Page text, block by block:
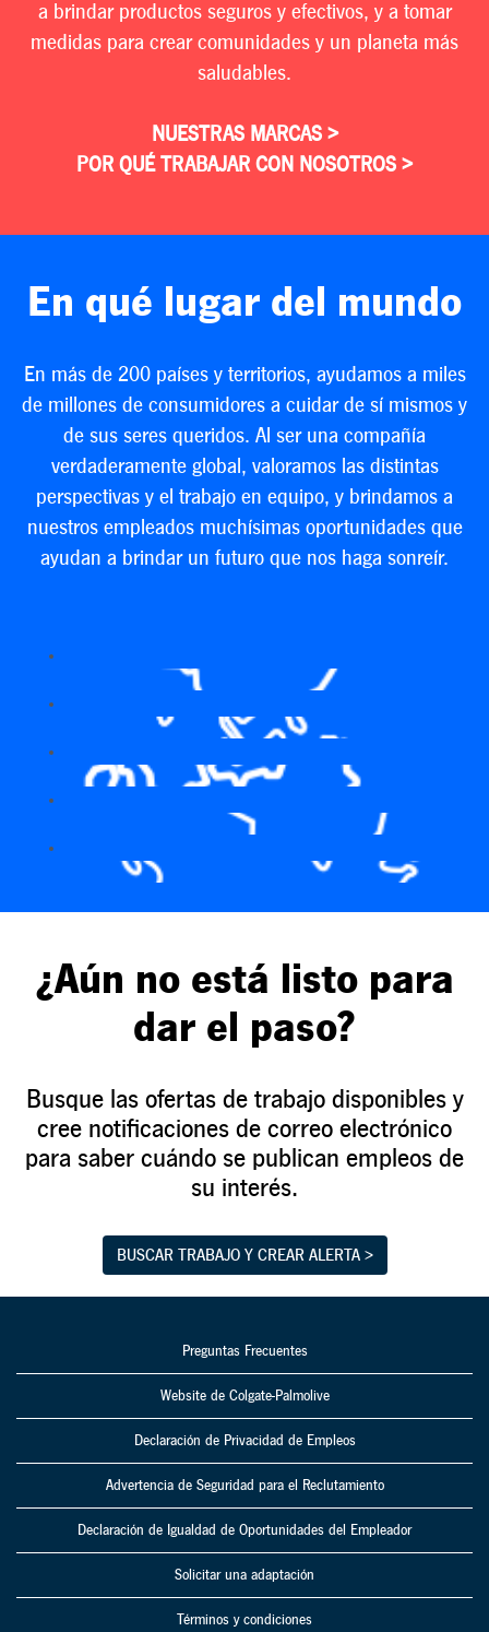
a brindar productos seguros y efectivos, y a tomar
medidas para crear comunidades y un planeta más
saludables.
NUESTRAS MARCAS >
POR QUÉ TRABAJAR CON NOSOTROS >
En qué lugar del mundo
En más de 200 países y territorios, ayudamos a miles
de millones de consumidores a cuidar de sí mismos y
de sus seres queridos. Al ser una compañía
verdaderamente global, valoramos las distintas
perspectivas y el trabajo en equipo, y brindamos a
nuestros empleados muchísimas oportunidades que
ayudan a brindar un futuro que nos haga sonreír.
¿Aún no está listo para
dar el paso?
Busque las ofertas de trabajo disponibles y
cree notificaciones de correo electrónico
para saber cuándo se publican empleos de
su interés.
BUSCAR TRABAJO Y CREAR ALERTA >
Preguntas Frecuentes
Website de Colgate-Palmolive
Declaración de Privacidad de Empleos
Advertencia de Seguridad para el Reclutamiento
Declaración de Igualdad de Oportunidades del Empleador
Solicitar una adaptación
Términos y condiciones